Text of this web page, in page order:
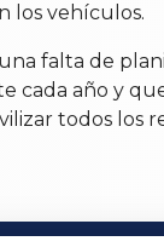
los vehículos.
falta de
año y
todos los